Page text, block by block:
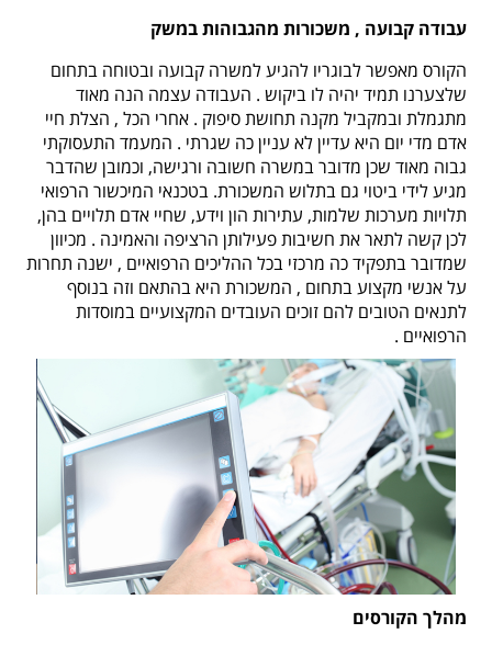
עבודה קבועה , משכורות מהגבוהות במשק
הקורס מאפשר לבוגריו להגיע למשרה קבועה ובטוחה בתחום
שלצערנו תמיד יהיה לו ביקוש . העבודה עצמה הנה מאוד
מתגמלת ובמקביל מקנה תחושת סיפוק . אחרי הכל , הצלת חיי
אדם מדי יום היא עדיין לא עניין כה שגרתי . המעמד התעסוקתי
גבוה מאוד שכן מדובר במשרה חשובה ורגישה, וכמובן שהדבר
מגיע לידי ביטוי גם בתלוש המשכורת. בטכנאי המיכשור הרפואי
תלויות מערכות שלמות, עתירות הון וידע, שחיי אדם תלויים בהן,
לכן קשה לתאר את חשיבות פעילותן הרציפה והאמינה . מכיוון
שמדובר בתפקיד כה מרכזי בכל ההליכים הרפואיים , ישנה תחרות
על אנשי מקצוע בתחום , המשכורת היא בהתאם וזה בנוסף
לתנאים הטובים להם זוכים העובדים המקצועיים במוסדות
הרפואיים .
מהלך הקורסים